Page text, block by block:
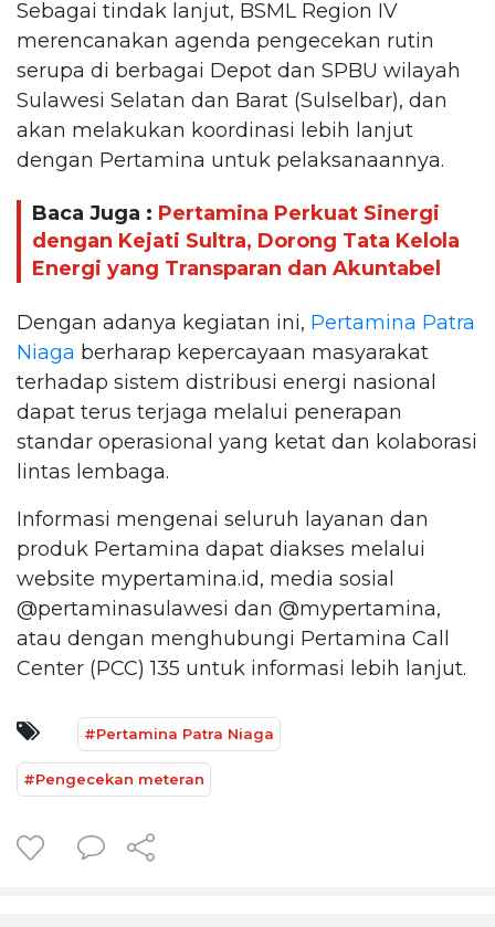
Sebagai tindak lanjut, BSML Region IV
merencanakan agenda pengecekan rutin
serupa di berbagai Depot dan SPBU wilayah
Sulawesi Selatan dan Barat (Sulselbar), dan
akan melakukan koordinasi lebih lanjut
dengan Pertamina untuk pelaksanaannya.
Baca Juga : Pertamina Perkuat Sinergi
dengan Kejati Sultra, Dorong Tata Kelola
Energi yang Transparan dan Akuntabel
Dengan adanya kegiatan ini, Pertamina Patra
Niaga berharap kepercayaan masyarakat
terhadap sistem distribusi energi nasional
dapat terus terjaga melalui penerapan
standar operasional yang ketat dan kolaborasi
lintas lembaga.
Informasi mengenai seluruh layanan dan
produk Pertamina dapat diakses melalui
website mypertamina.id, media sosial
@pertaminasulawesi dan @mypertamina,
atau dengan menghubungi Pertamina Call
Center (PCC) 135 untuk informasi lebih lanjut.
#Pertamina Patra Niaga
#Pengecekan meteran